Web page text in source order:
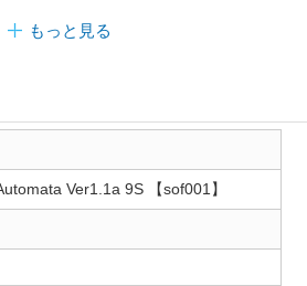
もっと見る
Ver1.1a 9S 【sof001】